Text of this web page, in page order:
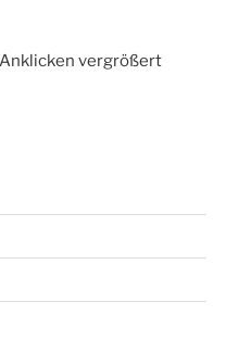
vergrößert